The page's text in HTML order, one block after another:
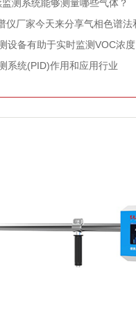
测系统能够测量哪些气体？
设备有助于实时监测VOC浓度
系统(PID)作用和应用行业